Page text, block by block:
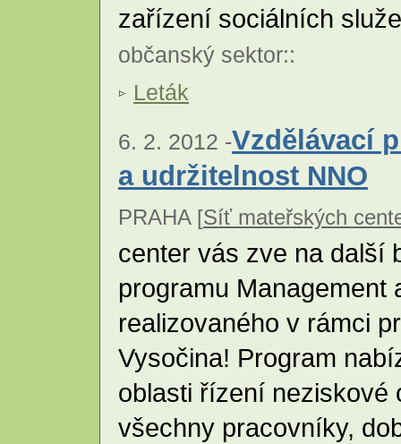
zařízení sociálních
občanský sektor::
Leták
6. 2. 2012 -Vzdělávací
a udržitelnost NNO
PRAHA [Síť mateřských
center vás zve na další
programu Management
realizovaného v rámci
Vysočina! Program
oblasti řízení neziskové
všechny pracovníky,